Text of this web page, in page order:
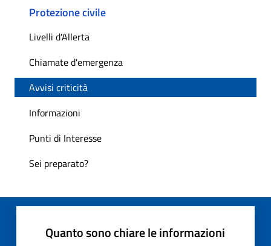
Protezione civile
Livelli d'Allerta
Chiamate d'emergenza
Avvisi criticità
Informazioni
Punti di Interesse
Sei preparato?
Quanto sono chiare le informazioni